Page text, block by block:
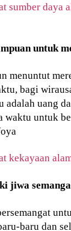
sumber daya
untuk
menuntut
bagi
adalah uang
waktu untuk
kekayaan
jiwa
baru dan